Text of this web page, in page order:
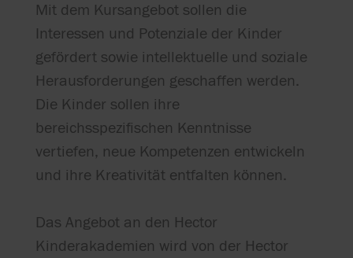
Mit dem Kursangebot sollen die
Interessen und Potenziale der Kinder
gefördert sowie intellektuelle und soziale
Herausforderungen geschaffen werden.
Die Kinder sollen ihre
bereichsspezifischen Kenntnisse
vertiefen, neue Kompetenzen entwickeln
und ihre Kreativität entfalten können.
Das Angebot an den Hector
Kinderakademien wird von der Hector